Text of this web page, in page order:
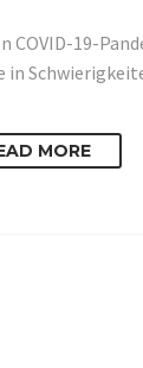
COVID-19-
in
MORE